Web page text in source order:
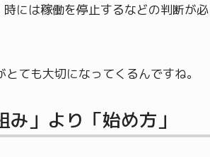
には稼働を停止するなどの判断が必
ても大切になってくるんですね。
」より「始め方」